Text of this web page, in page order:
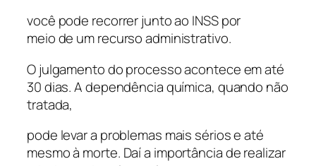
você pode recorrer junto ao INSS por
meio de um recurso administrativo.
O julgamento do processo acontece em até
30 dias. A dependência química, quando não
tratada,
pode levar a problemas mais sérios e até
mesmo à morte. Daí a importância de realizar